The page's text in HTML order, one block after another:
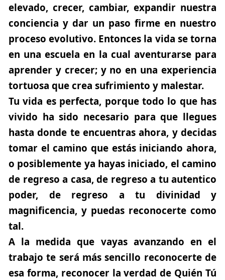
elevado, crecer, cambiar, expandir nuestra
conciencia y dar un paso firme en nuestro
proceso evolutivo. Entonces la vida se torna
en una escuela en la cual aventurarse para
aprender y crecer; y no en una experiencia
tortuosa que crea sufrimiento y malestar.
Tu vida es perfecta, porque todo lo que has
vivido ha sido necesario para que llegues
hasta donde te encuentras ahora, y decidas
tomar el camino que estás iniciando ahora,
o posiblemente ya hayas iniciado, el camino
de regreso a casa, de regreso a tu autentico
poder, de regreso a tu divinidad y
magnificencia, y puedas reconocerte como
tal.
A la medida que vayas avanzando en el
trabajo te será más sencillo reconocerte de
esa forma, reconocer la verdad de Quién Tú